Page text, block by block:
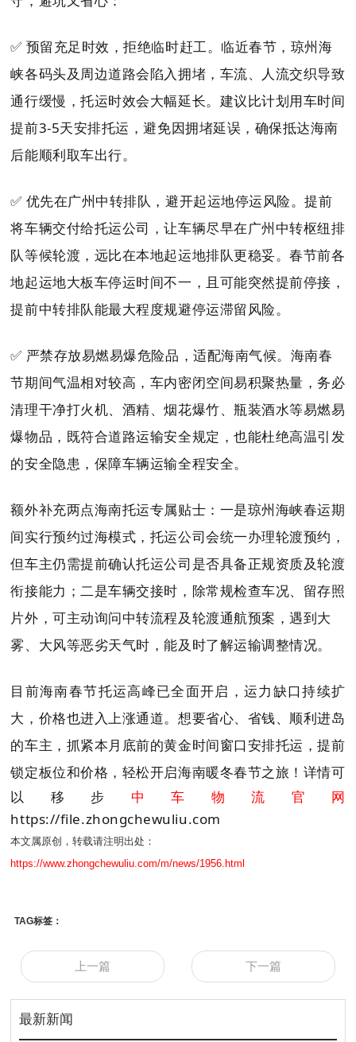
✅ 预留充足时效，拒绝临时赶工。临近春节，琼州海
峡各码头及周边道路会陷入拥堵，车流、人流交织导致
通行缓慢，托运时效会大幅延长。建议比计划用车时间
提前3-5天安排托运，避免因拥堵延误，确保抵达海南
后能顺利取车出行。
✅ 优先在广州中转排队，避开起运地停运风险。提前
将车辆交付给托运公司，让车辆尽早在广州中转枢纽排
队等候轮渡，远比在本地起运地排队更稳妥。春节前各
地起运地大板车停运时间不一，且可能突然提前停接，
提前中转排队能最大程度规避停运滞留风险。
✅ 严禁存放易燃易爆危险品，适配海南气候。海南春
节期间气温相对较高，车内密闭空间易积聚热量，务必
清理干净打火机、酒精、烟花爆竹、瓶装酒水等易燃易
爆物品，既符合道路运输安全规定，也能杜绝高温引发
的安全隐患，保障车辆运输全程安全。
额外补充两点海南托运专属贴士：一是琼州海峡春运期
间实行预约过海模式，托运公司会统一办理轮渡预约，
但车主仍需提前确认托运公司是否具备正规资质及轮渡
衔接能力；二是车辆交接时，除常规检查车况、留存照
片外，可主动询问中转流程及轮渡通航预案，遇到大
雾、大风等恶劣天气时，能及时了解运输调整情况。
目前海南春节托运高峰已全面开启，运力缺口持续扩
大，价格也进入上涨通道。想要省心、省钱、顺利进岛
的车主，抓紧本月底前的黄金时间窗口安排托运，提前
锁定板位和价格，轻松开启海南暖冬春节之旅！详情可
以移步 中车物流官网
https://file.zhongchewuliu.com
本文属原创，转载请注明出处：
https://www.zhongchewuliu.com/m/news/1956.html
TAG标签：
上一篇 下一篇
最新新闻